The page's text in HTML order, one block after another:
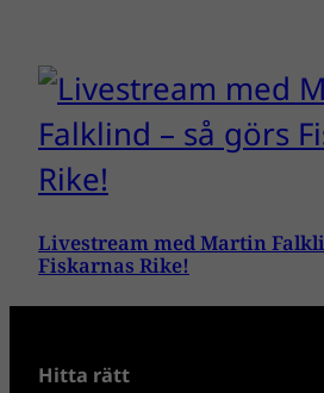
Livestream med Martin
Fiskarnas Rike!
Hitta rätt